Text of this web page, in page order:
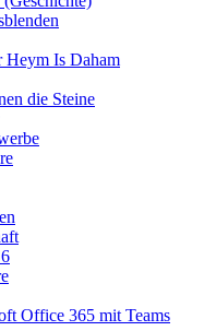
Heym Is Daham
die Steine
Office 365 mit Teams